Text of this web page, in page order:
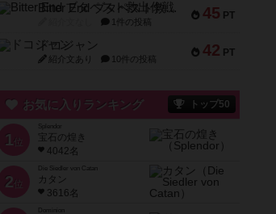
45 PT
Bitter End ブタペスト救出作戦
1件の投稿
42 PT
ドコジャン
紹介文あり 10件の投稿
お気に入りランキング トップ50
1 位
宝石の煌き
4042名
2 位
Die Siedler von Catan
カタン
3616名